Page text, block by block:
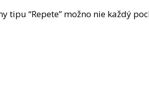
“Repete” možno nie každý